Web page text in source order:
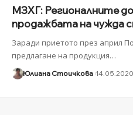
МЗХГ: Регионалните
продажбата на чужда
Заради приетото през април
предлагане на продукция…
Юлиана Стоичкова 14.05.2020